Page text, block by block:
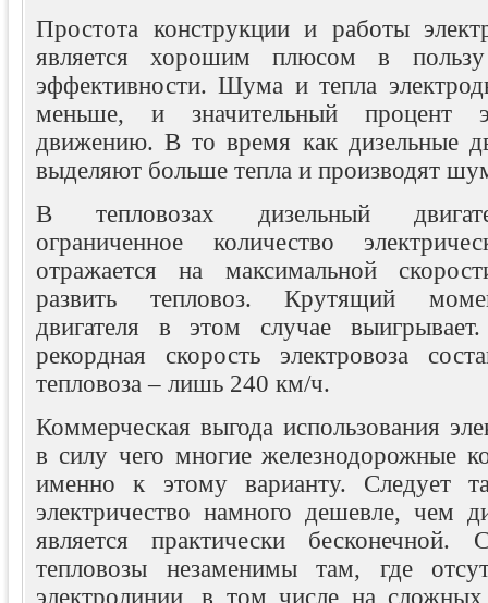
Простота конструкции и работы
является хорошим плюсом в
эффективности. Шума и тепла
меньше, и значительный процент
движению. В то время как дизельные
выделяют больше тепла и производят
В тепловозах дизельный
ограниченное количество
отражается на максимальной
развить тепловоз. Крутящий
двигателя в этом случае
рекордная скорость электровоза
тепловоза – лишь 240 км/ч.
Коммерческая выгода использования
в силу чего многие железнодорожные
именно к этому варианту. Следует
электричество намного дешевле, чем
является практически
тепловозы незаменимы там, где
электролинии, в том числе на сложных